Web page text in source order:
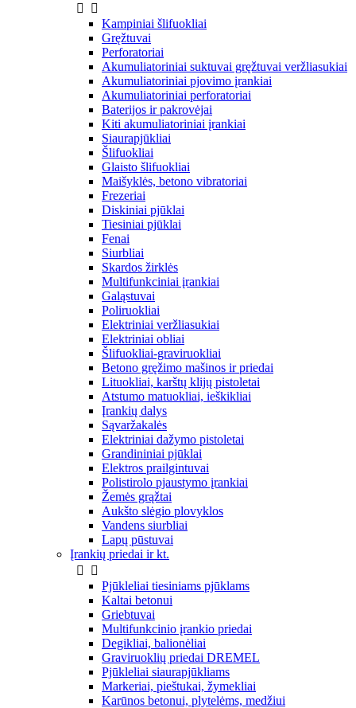


Kampiniai šlifuokliai
Gręžtuvai
Perforatoriai
Akumuliatoriniai suktuvai gręžtuvai veržliasukiai
Akumuliatoriniai pjovimo įrankiai
Akumuliatoriniai perforatoriai
Baterijos ir pakrovėjai
Kiti akumuliatoriniai įrankiai
Siaurapjūkliai
Šlifuokliai
Glaisto šlifuokliai
Maišyklės, betono vibratoriai
Frezeriai
Diskiniai pjūklai
Tiesiniai pjūklai
Fenai
Siurbliai
Skardos žirklės
Multifunkciniai įrankiai
Galąstuvai
Poliruokliai
Elektriniai veržliasukiai
Elektriniai obliai
Šlifuokliai-graviruokliai
Betono gręžimo mašinos ir priedai
Lituokliai, karštų klijų pistoletai
Atstumo matuokliai, ieškikliai
Įrankių dalys
Sąvaržakalės
Elektriniai dažymo pistoletai
Grandininiai pjūklai
Elektros prailgintuvai
Polistirolo pjaustymo įrankiai
Žemės grąžtai
Aukšto slėgio plovyklos
Vandens siurbliai
Lapų pūstuvai
Įrankių priedai ir kt.


Pjūkleliai tiesiniams pjūklams
Kaltai betonui
Griebtuvai
Multifunkcinio įrankio priedai
Degikliai, balionėliai
Graviruoklių priedai DREMEL
Pjūkleliai siaurapjūkliams
Markeriai, pieštukai, žymekliai
Karūnos betonui, plytelėms, medžiui